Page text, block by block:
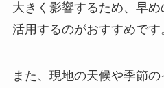
大きく影響するため、早
活用するのがおすすめです
また、現地の天候や季節